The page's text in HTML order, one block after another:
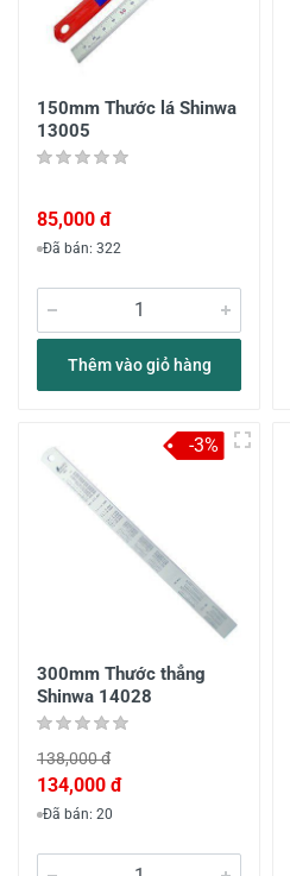
150mm Thước lá Shinwa
13005
85,000 đ
Đã bán: 322
Thêm vào giỏ hàng
300mm Thước thẳng
Shinwa 14028
138,000 đ
134,000 đ
Đã bán: 20
-3%